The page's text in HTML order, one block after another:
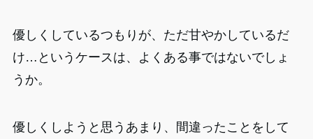
優しくしているつもりが、ただ甘やかしているだ
け…というケースは、よくある事ではないでしょ
うか。
優しくしようと思うあまり、間違ったことをして